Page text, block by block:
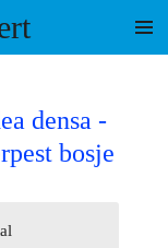
densa -
bosje